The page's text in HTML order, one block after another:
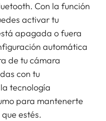
Con la función
activar tu
apagada o fuera
automática
de tu cámara
con tu
tecnología
para mantenerte
estés.